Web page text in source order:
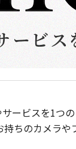
ービスを1つ
ちのカメラ